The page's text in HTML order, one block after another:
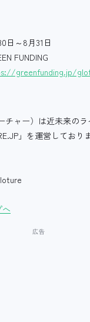
日～8月31日
FUNDING
greenfunding.jp/
チャー）は近未来の
」を運営しておりま
へ